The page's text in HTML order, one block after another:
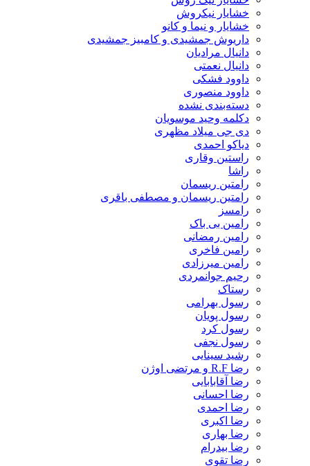
خشایار نیکروش
خشایار و نیما و کانو
داریوش جمشیدی و کامبیز جمشیدی
دانیال مرادیان
دانیال نعمتی
داوود فشکی
داوود منصوری
دسته‌بندی نشده
دکلمه وحید موسویان
دی جی میلاد مظهری
دیاکو احمدی
راستین وقاری
راشا
رامتین ریسمان
رامتین ریسمان و مصطفی باقری
رامسز
رامین بی باک
رامین رمضانی
رامین فاخری
رامین میرزادی
رحیم جوانمردی
رستاک
رسول بهرامی
رسول پویان
رسول کرد
رسول نجفی
رشید سینایی
رضا R.F و مرتضی اوژن
رضا آقابابایی
رضا احسانی
رضا احمدی
رضا اکبری
رضا بهاری
رضا بیدرام
رضا تقوی